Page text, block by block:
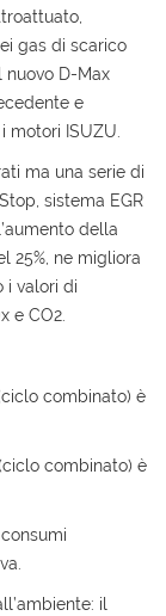
gas di scarico
D-Max
e
motori ISUZU.
ma una serie di
sistema EGR
della
25%, ne migliora
i valori di
e CO2.
combinato) è
combinato) è
il